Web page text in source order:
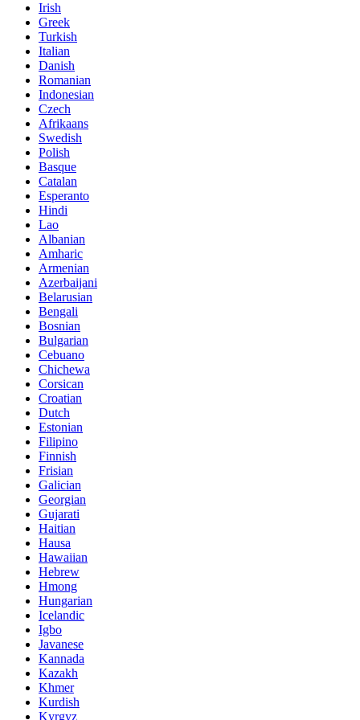
Irish
Greek
Turkish
Italian
Danish
Romanian
Indonesian
Czech
Afrikaans
Swedish
Polish
Basque
Catalan
Esperanto
Hindi
Lao
Albanian
Amharic
Armenian
Azerbaijani
Belarusian
Bengali
Bosnian
Bulgarian
Cebuano
Chichewa
Corsican
Croatian
Dutch
Estonian
Filipino
Finnish
Frisian
Galician
Georgian
Gujarati
Haitian
Hausa
Hawaiian
Hebrew
Hmong
Hungarian
Icelandic
Igbo
Javanese
Kannada
Kazakh
Khmer
Kurdish
Kyrgyz